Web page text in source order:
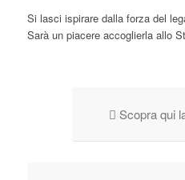
Si lasci ispirare dalla forza del
Sarà un piacere accoglierla allo
Scopra qui